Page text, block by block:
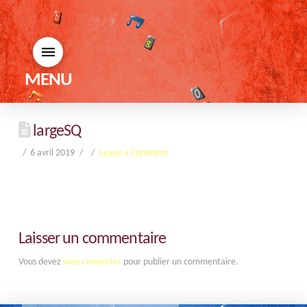
MENU
largeSQ
6 avril 2019 Leave a Comment
Laisser un commentaire
Vous devez vous connecterpour publier un commentaire.